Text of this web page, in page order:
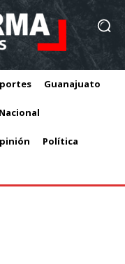
Guanajuato
Nacional
Política